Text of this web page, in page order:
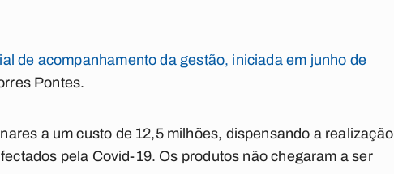
de acompanhamento da gestão, iniciada em junho de
Pontes.
a um custo de 12,5 milhões, dispensando a realização
pela Covid-19. Os produtos não chegaram a ser